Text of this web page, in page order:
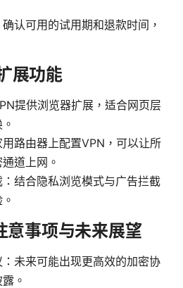
认可用的试用期和退款时间，
展功能
提供浏览器扩展，适合网页层
路由器上配置VPN，可以让所
道上网。
结合隐私浏览模式与广告拦截
事项与未来展望
未来可能出现更高效的加密协
。